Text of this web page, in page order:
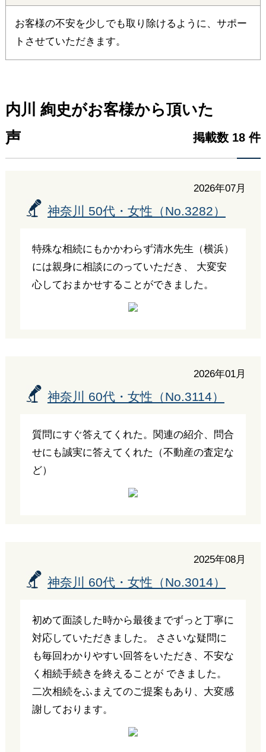
お客様の不安を少しでも取り除けるように、サポー
トさせていただきます。
内川 絢史がお客様から頂いた
声
掲載数 18 件
2026年07月
神奈川 50代・女性（No.3282）
特殊な相続にもかかわらず清水先生（横浜）
には親身に相談にのっていただき、 大変安
心しておまかせすることができました。
2026年01月
神奈川 60代・女性（No.3114）
質問にすぐ答えてくれた。関連の紹介、問合
せにも誠実に答えてくれた（不動産の査定な
ど）
2025年08月
神奈川 60代・女性（No.3014）
初めて面談した時から最後までずっと丁寧に
対応していただきました。 ささいな疑問に
も毎回わかりやすい回答をいただき、不安な
く相続手続きを終えることが できました。
二次相続をふまえてのご提案もあり、大変感
謝しております。